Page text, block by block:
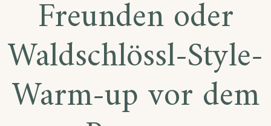
Freunden oder
Waldschlössl-Style-
Warm-up vor dem